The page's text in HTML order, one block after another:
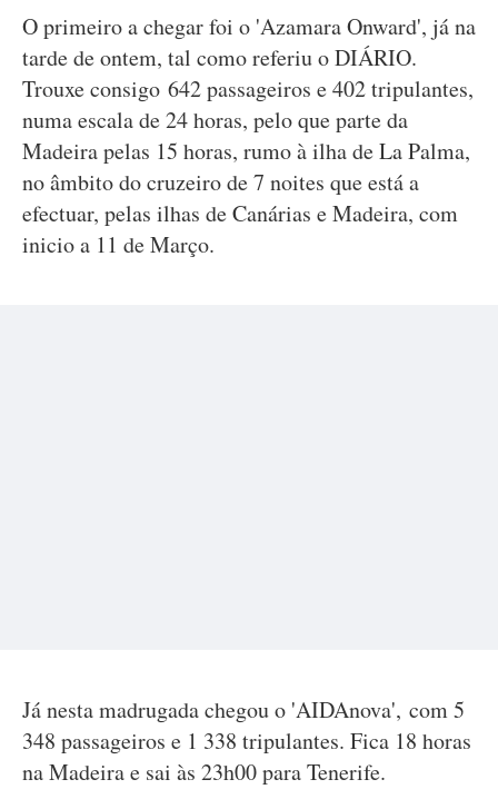
O primeiro a chegar foi o 'Azamara Onward', já na
tarde de ontem, tal como referiu o DIÁRIO.
Trouxe consigo 642 passageiros e 402 tripulantes,
numa escala de 24 horas, pelo que parte da
Madeira pelas 15 horas, rumo à ilha de La Palma,
no âmbito do cruzeiro de 7 noites que está a
efectuar, pelas ilhas de Canárias e Madeira, com
inicio a 11 de Março.
Já nesta madrugada chegou o 'AIDAnova', com 5
348 passageiros e 1 338 tripulantes. Fica 18 horas
na Madeira e sai às 23h00 para Tenerife.